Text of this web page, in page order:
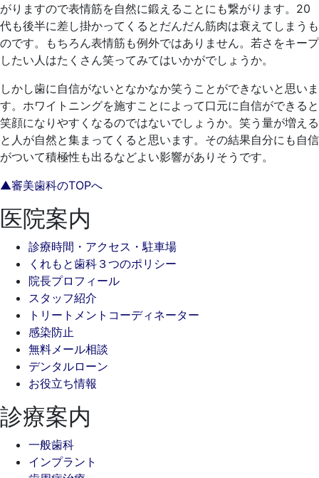
がりますので表情筋を自然に鍛えることにも繋がります。20
代も後半に差し掛かってくるとだんだん筋肉は衰えてしまうも
のです。もちろん表情筋も例外ではありません。若さをキープ
したい人はたくさん笑ってみてはいかがでしょうか。
しかし歯に自信がないとなかなか笑うことができないと思いま
す。ホワイトニングを施すことによって口元に自信ができると
笑顔になりやすくなるのではないでしょうか。笑う量が増える
と人が自然と集まってくると思います。その結果自分にも自信
がついて積極性も出るなどよい影響がありそうです。
▲審美歯科のTOPへ
医院案内
診療時間・アクセス・駐車場
くれもと歯科３つのポリシー
院長プロフィール
スタッフ紹介
トリートメントコーディネーター
感染防止
無料メール相談
デンタルローン
お役立ち情報
診療案内
一般歯科
インプラント